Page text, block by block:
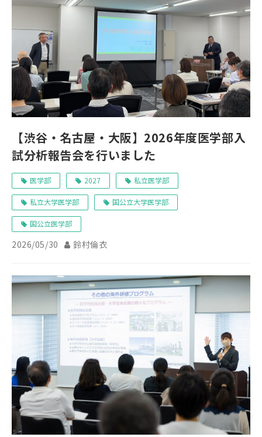
【渋谷・名古屋・大阪】2026年度医学部入
試分析報告会を行いました
医学部 2027 私立医学部
私立大学医学部 国公立大学医学部
国公立医学部
2026/05/30 鈴村倫衣